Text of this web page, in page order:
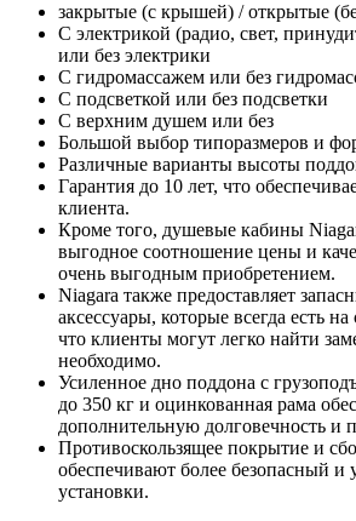
закрытые (с крышей) / открытые
С электрикой (радио, свет,
или без электрики
С гидромассажем или без
С подсветкой или без подсветки
С верхним душем или без
Большой выбор типоразмеров и
Различные варианты высоты
Гарантия до 10 лет, что
клиента.
Кроме того, душевые кабины
выгодное соотношение цены и
очень выгодным приобретением.
Niagara также предоставляет
аксессуары, которые всегда есть на
что клиенты могут легко найти
необходимо.
Усиленное дно поддона с
до 350 кг и оцинкованная рама
дополнительную долговечность и
Противоскользящее покрытие и
обеспечивают более безопасный и
установки.